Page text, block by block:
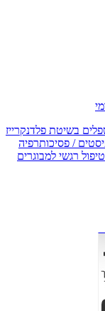
בשיטת פלדנקרייז
/ פסיכותרפיה
טיפול רגשי למבוגרים